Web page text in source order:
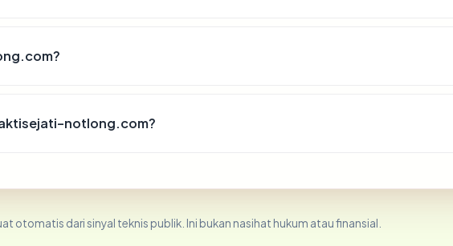
notlong.com?
otomatis dari sinyal teknis publik. Ini bukan nasihat hukum atau finansial.